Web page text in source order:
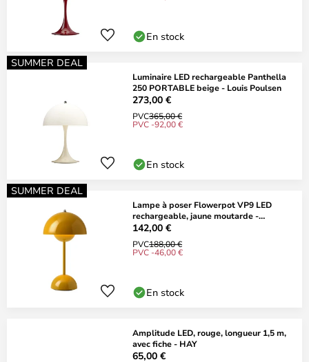
En stock
SUMMER DEAL
Luminaire LED rechargeable Panthella
250 PORTABLE beige - Louis Poulsen
273,00 €
PVC365,00 €
PVC -92,00 €
En stock
SUMMER DEAL
Lampe à poser Flowerpot VP9 LED
rechargeable, jaune moutarde -
&TRADITION
142,00 €
PVC188,00 €
PVC -46,00 €
En stock
Amplitude LED, rouge, longueur 1,5 m,
avec fiche - HAY
65,00 €